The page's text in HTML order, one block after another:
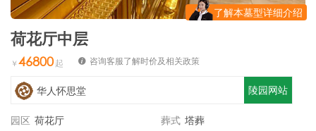
了解本墓型详细介绍
荷花厅中层
46800 咨询客服了解时价及相关政策
华人怀思堂 陵园网站
园区 荷花厅 葬式 塔葬